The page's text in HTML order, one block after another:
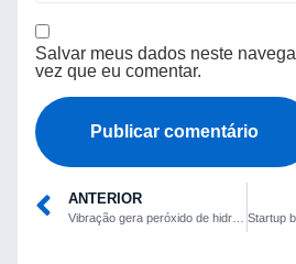
Salvar meus dados neste
vez que eu comentar.
ANTERIOR